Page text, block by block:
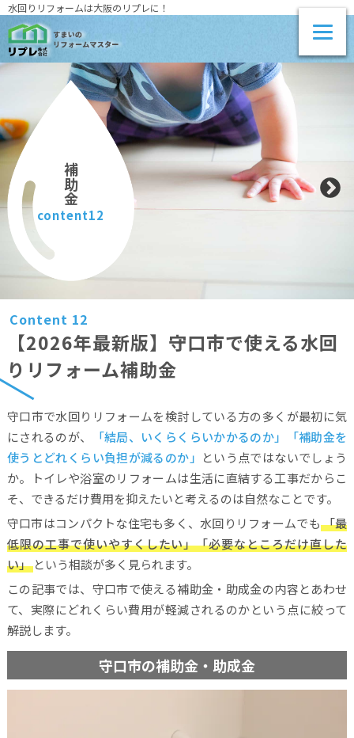
水回りリフォームは大阪のリプレに！
補助金
content12
Content 12
【2026年最新版】守口市で使える水回
りリフォーム補助金
守口市で水回りリフォームを検討している方の多くが最初に気
にされるのが、
「結局、いくらくらいかかるのか」「補助金を
使うとどれくらい負担が減るのか」 という点ではないでしょう
か。トイレや浴室のリフォームは生活に直結する工事だからこ
そ、できるだけ費用を抑えたいと考えるのは自然なことです。
守口市はコンパクトな住宅も多く、水回りリフォームでも 「最
低限の工事で使いやすくしたい」「必要なところだけ直した
い」という相談が多く見られます。
この記事では、守口市で使える補助金・助成金の内容とあわせ
て、実際にどれくらい費用が軽減されるのかという点に絞って
解説します。
守口市の補助金・助成金